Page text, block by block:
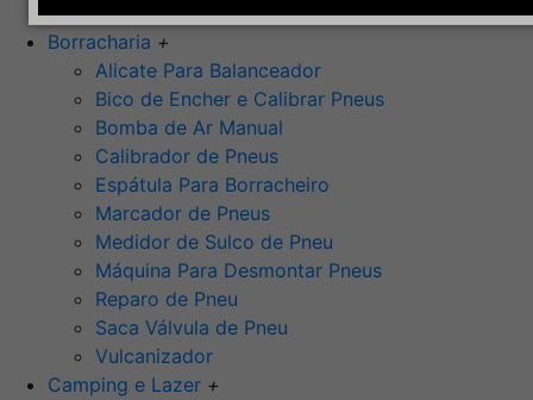
Rebolos
Borracharia +
Alicate Para Balanceador
Bico de Encher e Calibrar Pneus
Bomba de Ar Manual
Calibrador de Pneus
Espátula Para Borracheiro
Marcador de Pneus
Medidor de Sulco de Pneu
Máquina Para Desmontar Pneus
Reparo de Pneu
Saca Válvula de Pneu
Vulcanizador
Camping e Lazer +